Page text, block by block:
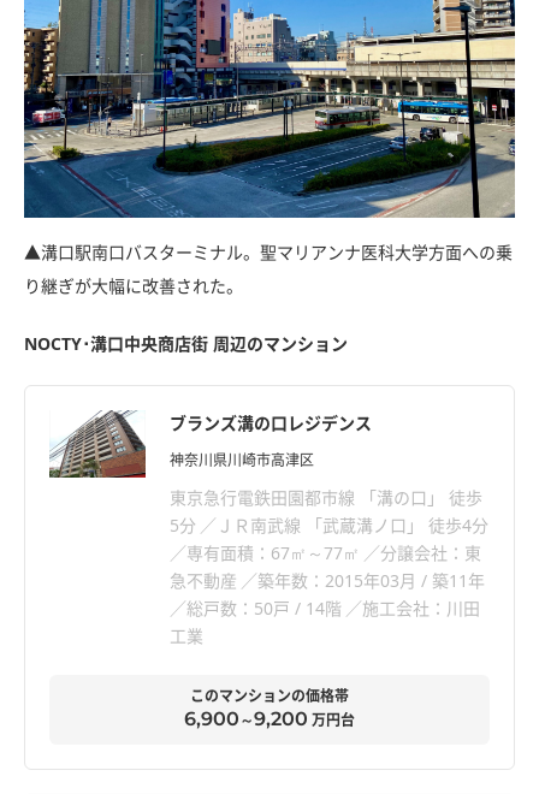
▲溝口駅南口バスターミナル。聖マリアンナ医科大学方面への乗
り継ぎが大幅に改善された。
NOCTY･溝口中央商店街 周辺のマンション
ブランズ溝の口レジデンス
神奈川県川崎市高津区
東京急行電鉄田園都市線 「溝の口」 徒歩
5分
ＪＲ南武線 「武蔵溝ノ口」 徒歩4分
専有面積：67㎡～77㎡
分譲会社：東
急不動産
築年数：2015年03月 / 築11年
総戸数：50戸 / 14階
施工会社：川田
工業
このマンションの価格帯
6,900～9,200 万円台